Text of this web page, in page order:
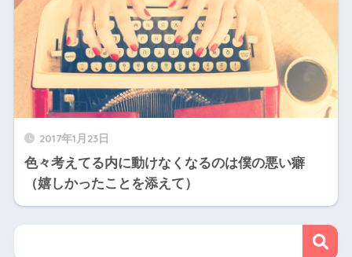
2017年1月23日
色々考えてる内に動けなくなるのは僕の悪い癖
（嬉しかったことを添えて）